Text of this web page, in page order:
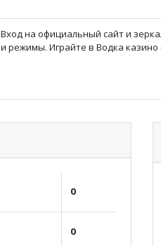
Вход на официальный сайт и
и режимы. Играйте в Водка казино
0
0